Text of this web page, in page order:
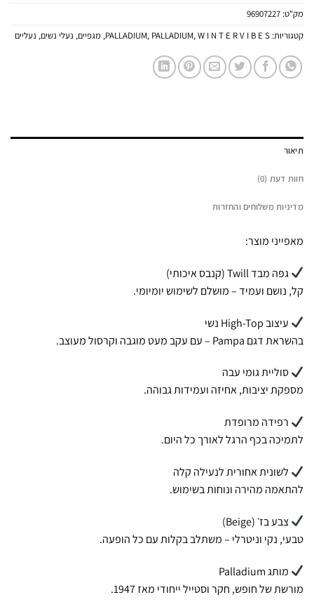
מק"ט: 96907227
קטגוריות:
PALLADIUM, PALLADIUM,W I N T E R V I B E S
, מגפיים, נעלי נשים, נעליים
תיאור
חוות דעת (0)
מדיניות משלוחים והחזרות
מאפייני מוצר:
גפה מבד Twill (קנבס איכותי)
קל, נושם ועמיד – מושלם לשימוש יומיומי.
עיצוב High-Top נשי
בהשראת דגם Pampa – עם עקב מעט מוגבה וקרסול מעוצב.
סוליית גומי עבה
מספקת יציבות, אחיזה ועמידות גבוהה.
רפידה מרופדת
לתמיכה בכף הרגל לאורך כל היום.
לשונית אחורית לנעילה קלה
להתאמה מהירה ונוחות בשימוש.
צבע בז׳ (Beige)
טבעי, נקי וניטרלי – משתלב בקלות עם כל הופעה.
מותג Palladium
מורשת של חופש, חקר וסטייל ייחודי מאז 1947.